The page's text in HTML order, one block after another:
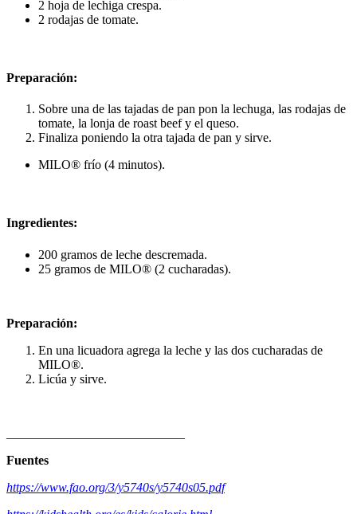
2 hoja de lechiga crespa.
2 rodajas de tomate.
Preparación:
Sobre una de las tajadas de pan pon la lechuga, las rodajas de
tomate, la lonja de roast beef y el queso.
Finaliza poniendo la otra tajada de pan y sirve.
MILO® frío (4 minutos).
Ingredientes:
200 gramos de leche descremada.
25 gramos de MILO® (2 cucharadas).
Preparación:
En una licuadora agrega la leche y las dos cucharadas de
MILO®.
Licúa y sirve.
Fuentes
https://www.fao.org/3/y5740s/y5740s05.pdf